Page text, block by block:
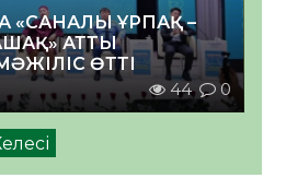
ҰРПАҚ –
АТТЫ
ӨТТІ
44 0